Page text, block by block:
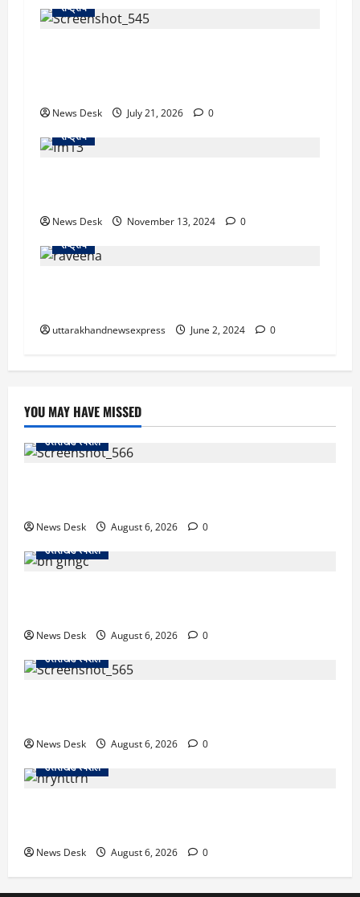
राष्ट्रीय
News Desk July 21, 2026
0
राष्ट्रीय
News Desk November 13, 2024
0
राष्ट्रीय
uttarakhandnewsexpress June 2, 2024 0
YOU MAY HAVE MISSED
उत्तराखंड स्पेशल
News Desk August 6, 2026
0
उत्तराखंड स्पेशल
News Desk August 6, 2026
0
उत्तराखंड स्पेशल
News Desk August 6, 2026
0
उत्तराखंड स्पेशल
News Desk August 6, 2026 0